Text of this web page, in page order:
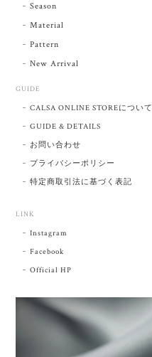
Season
Material
Pattern
New Arrival
GUIDE
CALSA ONLINE STOREについて
GUIDE & DETAILS
お問い合わせ
プライバシーポリシー
特定商取引法に基づく表記
LINK
Instagram
Facebook
Official HP